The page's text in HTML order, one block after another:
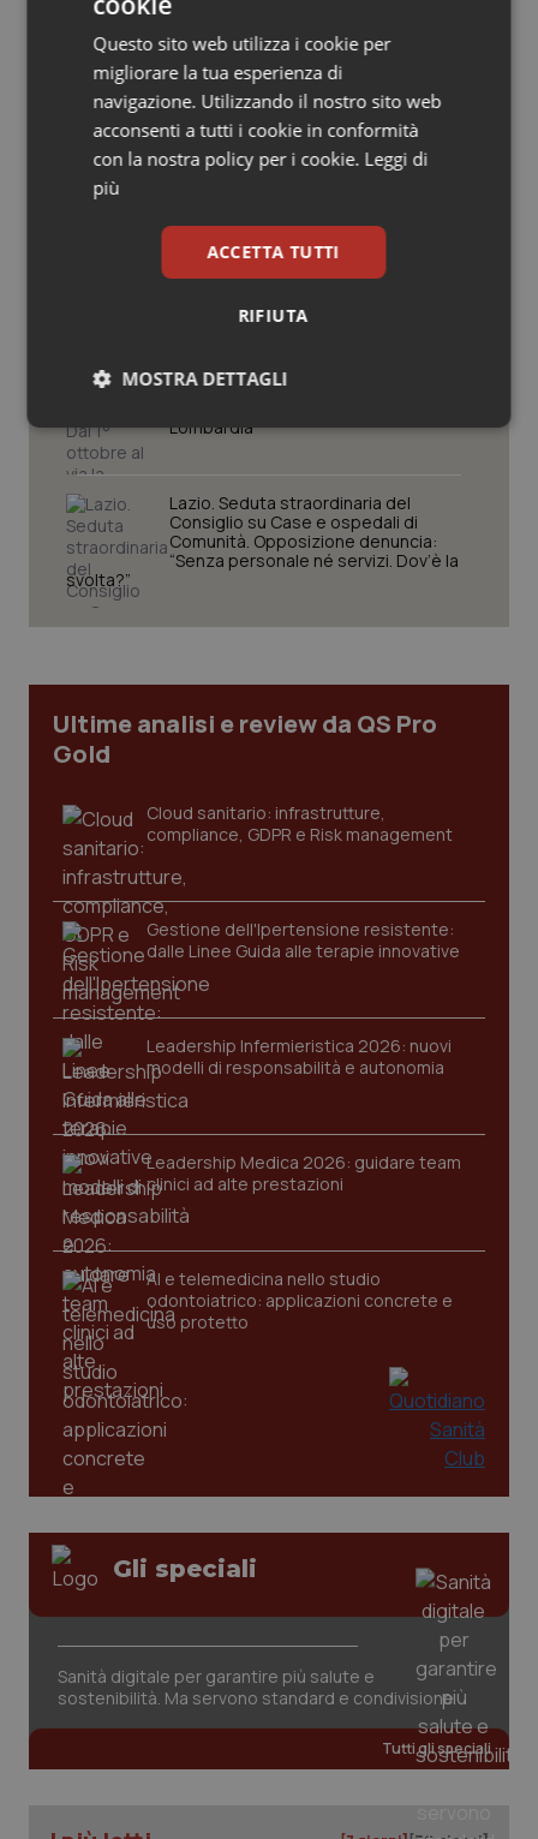
Sangue & coagulazione
Tiroide
Tumore ovarico
Ulcera & Reflusso
Vaccini
Potrebbe interessarti in
Regioni e Asl
Puglia. Unità di crisi sanitaria al lavoro,
Farmaci. Puglia, dal 3 agosto alert
di un equivalente meno costoso
Influenza. Dal 1° ottobre al via la
Lombardia
Lazio. Seduta straordinaria del
Consiglio su Case e ospedali di
Comunità. Opposizione denuncia:
“Senza personale né servizi. Dov’è la
svolta?”
Ultime analisi e review da QS Pro
Gold
Cloud sanitario: infrastrutture,
compliance, GDPR e Risk management
Gestione dell'Ipertensione resistente:
dalle Linee Guida alle terapie innovative
Leadership Infermieristica 2026: nuovi
modelli di responsabilità e autonomia
Leadership Medica 2026: guidare team
clinici ad alte prestazioni
AI e telemedicina nello studio
odontoiatrico: applicazioni concrete e
uso protetto
Gli speciali
Sanità digitale per garantire più salute e
sostenibilità. Ma servono standard e condivisione
Tutti gli speciali
Questo sito web utilizza i cookie per
migliorare la tua esperienza di
navigazione. Utilizzando il nostro sito web
acconsenti a tutti i cookie in conformità
con la nostra policy per i cookie. Leggi di
più
ACCETTA TUTTI
RIFIUTA
MOSTRA DETTAGLI
Necessari Statistici Marketing
navigazione sulle pagine e l'accesso alle aree
funzionare correttamente senza questi cookie.
.youtube.com
CookieScriptConsent
CookieScript
www.quotidianosanita.it
tracking-enable
tracking-sites-ironfish-
www.quotidianosanita.it
Google LLC
.quotidianosanita.it
1
mese